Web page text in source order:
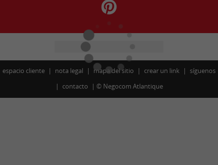
espacio cliente nota legal mapa del sitio crear un link
síguenos
contacto
© Negocom Atlantique